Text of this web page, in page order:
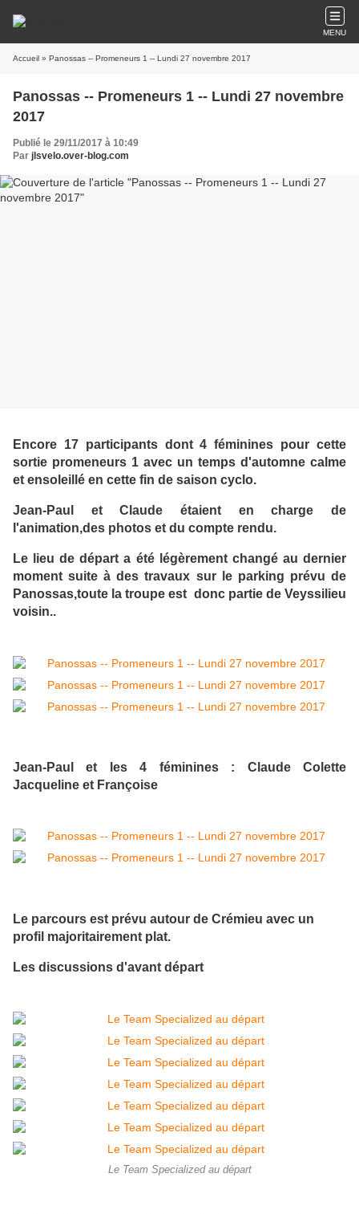
MENU
Accueil » Panossas -- Promeneurs 1 -- Lundi 27 novembre 2017
Panossas -- Promeneurs 1 -- Lundi 27 novembre
2017
Publié le 29/11/2017 à 10:49
Par jlsvelo.over-blog.com
Encore 17 participants dont 4 féminines pour cette
sortie promeneurs 1 avec un temps d'automne calme
et ensoleillé en cette fin de saison cyclo.
Jean-Paul et Claude étaient en charge de
l'animation,des photos et du compte rendu.
Le lieu de départ a été légèrement changé au dernier
moment suite à des travaux sur le parking prévu de
Panossas,toute la troupe est donc partie de Veyssilieu
voisin..
Jean-Paul et les 4 féminines : Claude Colette
Jacqueline et Françoise
Le parcours est prévu autour de Crémieu avec un
profil majoritairement plat.
Les discussions d'avant départ
Le Team Specialized au départ